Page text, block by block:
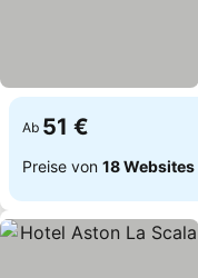
Ab 51 €
Preise von 18 Websites